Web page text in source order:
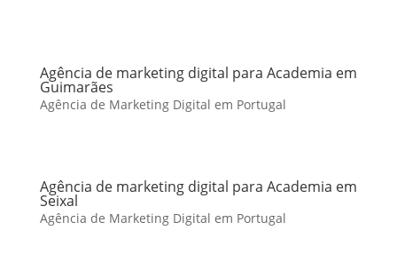
Agência de marketing digital para Academia em
Guimarães
Agência de Marketing Digital em Portugal
Agência de marketing digital para Academia em
Seixal
Agência de Marketing Digital em Portugal